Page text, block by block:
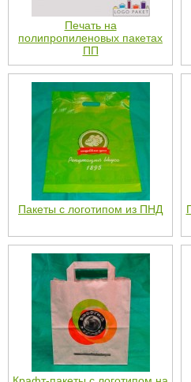
Печать на
полипропиленовых пакетах
ПП
Пакеты с логотипом из ПНД